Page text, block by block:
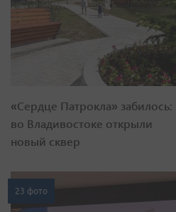
«Сердце Патрокла» забилось:
во Владивостоке открыли
новый сквер
23 фото